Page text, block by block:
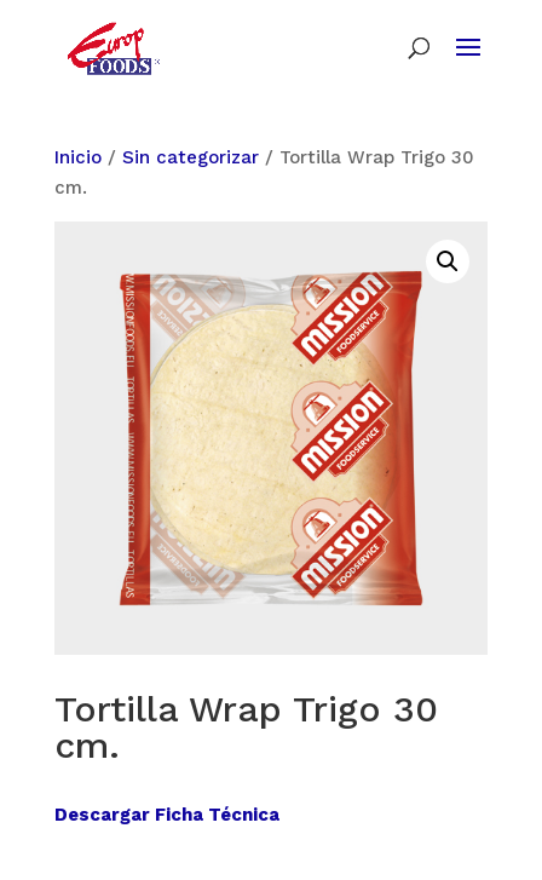
Inicio/ Sin categorizar/ Tortilla Wrap Trigo 30
cm.
Tortilla Wrap Trigo 30
cm.
Descargar Ficha Técnica